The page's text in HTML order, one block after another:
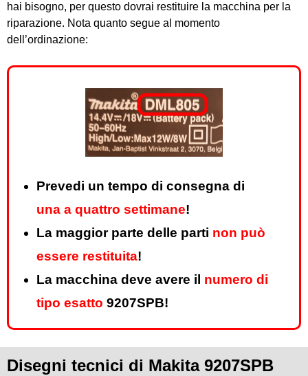
hai bisogno, per questo dovrai restituire la macchina per la
riparazione. Nota quanto segue al momento
dell’ordinazione:
Prevedi un tempo di consegna di
una a quattro settimane!
La maggior parte delle parti non può
essere restituita!
La macchina deve avere il numero di
tipo esatto 9207SPB!
Disegni tecnici di Makita 9207SPB